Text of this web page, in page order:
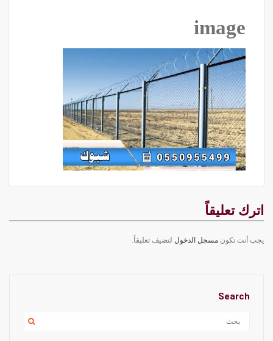
image
اترك تعليقاً
يجب أنت تكون مسجل الدخول لتضيف تعليقاً.
Search